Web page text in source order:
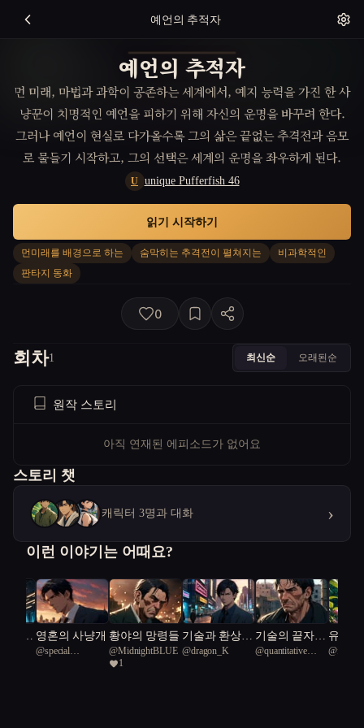
예언의 추적자
예언의 추적자
먼 미래, 마법과 과학이 공존하는 세계에서, 예지 능력을 가진 한 사
냥꾼이 치명적인 예언을 피하기 위해 자신의 운명을 바꾸려 한다.
그러나 예언이 현실로 다가올수록 그의 삶은 끝없는 추격전과 음모
로 물들기 시작하고, 그의 선택은 세계의 운명을 좌우하게 된다.
U unique Pufferfish 46
먼미래를 배경으로 하는 숨막히는 추격전이 펼쳐지는
비과학적인
판타지 동화
읽기 시작하기
0
회차1 최신순 오래된순
원작 스토리
아직 연재된 에피소드가 없어요
스토리 챗
캐릭터 3명과 대화 ›
이런 이야기는 어때요?
영혼의 사냥개
@special
황야의 망령들
@MidnightBLUE
1
기술과 환상의
경계
@dragon_K
기술의 끝자락
에서
@quantitative
유리
신념
@free